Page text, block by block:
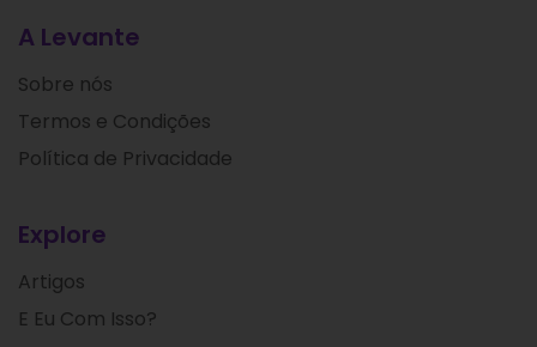
A Levante
Sobre nós
Termos e Condições
Política de Privacidade
Explore
Artigos
E Eu Com Isso?